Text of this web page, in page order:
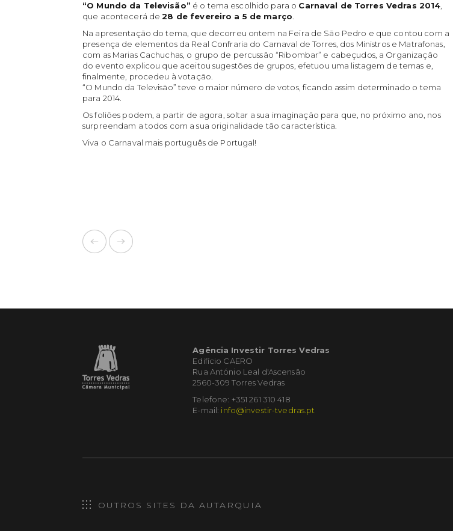
“O Mundo da Televisão” é o tema escolhido para o Carnaval de Torres Vedras 2014,
que acontecerá de28 de fevereiro a 5 de março.
Na apresentação do tema, que decorreu ontem na Feira de São Pedro e que contou com a
presença de elementos da Real Confraria do Carnaval de Torres, dos Ministros e Matrafonas,
com as Marias Cachuchas, o grupo de percussão “Ribombar” e cabeçudos, a Organização
do evento explicou que aceitou sugestões de grupos, efetuou uma listagem de temas e,
finalmente, procedeu à votação.
“O Mundo da Televisão” teve o maior número de votos, ficando assim determinado o tema
para 2014.
Os foliões podem, a partir de agora, soltar a sua imaginação para que, no próximo ano, nos
surpreendam a todos com a sua originalidade tão característica.
Viva o Carnaval mais português de Portugal!
Agência Investir Torres Vedras
Edifício CAERO
Rua António Leal d'Ascensão
2560-309 Torres Vedras
Telefone: +351 261 310 418
E-mail: info@investir-tvedras.pt
OUTROS SITES DA AUTARQUIA